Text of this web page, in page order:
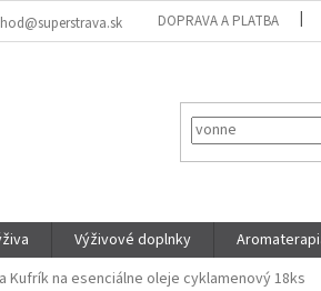
DOPRAVA A PLATBA
Výživové doplnky
Kufrík na esenciálne oleje cyklamenový 18ks